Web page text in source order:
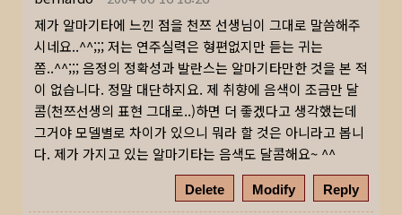
제가 알마기타에 느낀 점을 천쯔 선생님이 그대로 말씀해주
시네요..^^;;; 저는 연주실력은 형편없지만 듣는 귀는
쫌..^^;;; 음정의 정확성과 발란스는 알마기타만한 것을 본 적
이 없습니다. 정말 대단하지요. 제 취향에 음색이 조금만 달
콤(천쯔선생의 표현 그대로..)하면 더 좋겠다고 생각했는데
그거야 모델별로 차이가 있으니 뭐라 할 것은 아니라고 봅니
다. 제가 가지고 있는 알마기타는 음색도 달콤해요~ ^^
Delete Modify Reply